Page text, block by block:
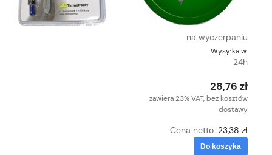
na wyczerpaniu
Wysyłka w:
24h
28,76 zł
zawiera 23% VAT, bez kosztów
dostawy
Cena netto: 23,38 zł
Do koszyka